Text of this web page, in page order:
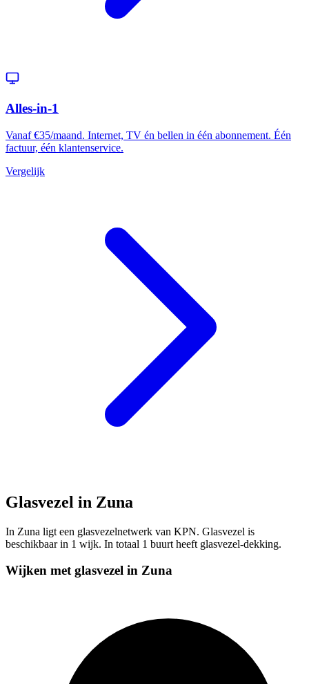
Alles-in-1
Vanaf €35/maand. Internet, TV én bellen in één abonnement. Één
factuur, één klantenservice.
Vergelijk
Glasvezel in Zuna
In Zuna ligt een glasvezelnetwerk van KPN. Glasvezel is
beschikbaar in 1 wijk. In totaal 1 buurt heeft glasvezel-dekking.
Wijken met glasvezel in Zuna